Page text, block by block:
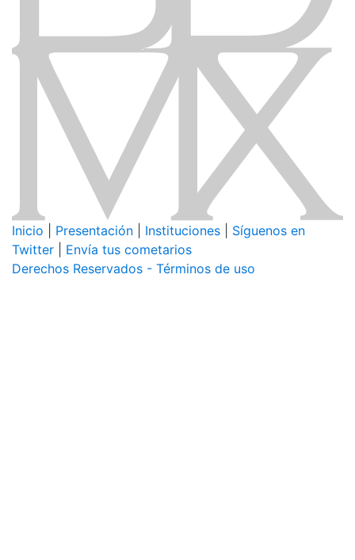
Inicio Presentación Instituciones
Síguenos en
Twitter
Envía tus cometarios
Derechos Reservados - Términos de uso